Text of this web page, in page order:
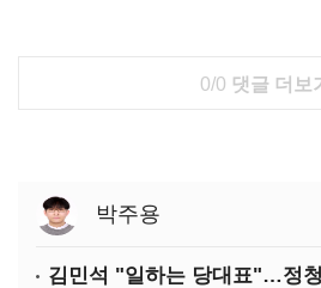
0/0 댓글 더보
박주용